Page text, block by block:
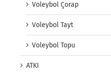
Voleybol Çorap
Voleybol Tayt
Voleybol Topu
ATKI